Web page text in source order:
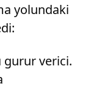
yolundaki
gurur verici.